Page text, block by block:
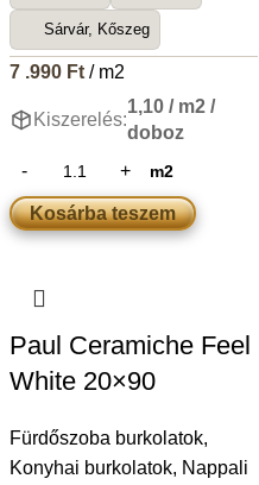
Sárvár, Kőszeg
7 .990 Ft/ m2
Kiszerelés:
1,10 / m2 /
doboz
m2
Kosárba teszem
Paul Ceramiche Feel
White 20×90
Fürdőszoba burkolatok,
Konyhai burkolatok, Nappali